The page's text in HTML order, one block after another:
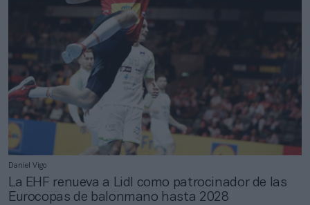
Daniel Vigo
La EHF renueva a Lidl como patrocinador de las
Eurocopas de balonmano hasta 2028